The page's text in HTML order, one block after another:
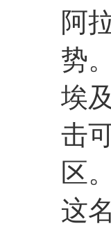
阿
势
埃
击
区。
这